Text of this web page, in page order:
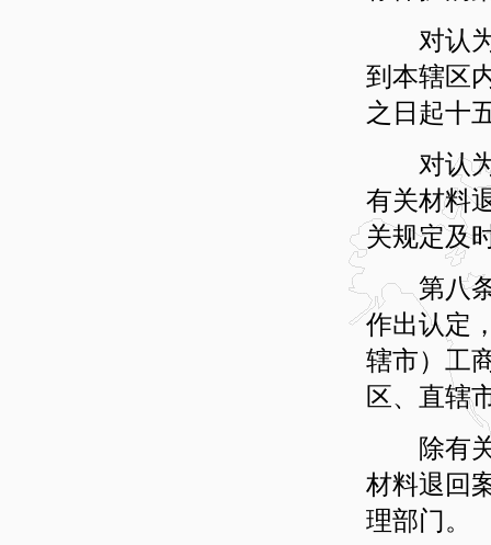
对认为
到本辖区
之日起十
对认为
有关材料
关规定及
第八条
作出认定
辖市）工
区、直辖
除有关
材料退回
理部门。